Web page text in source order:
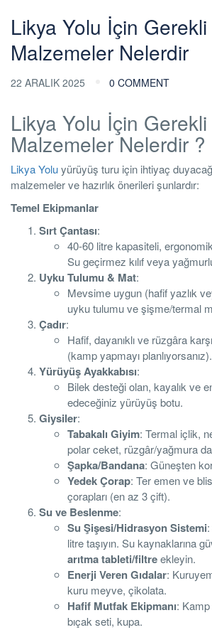
Likya Yolu İçin Gerekli
Malzemeler Nelerdir
22 ARALIK 2025 0 COMMENT
Likya Yolu İçin Gerekli
Malzemeler Nelerdir ?
Likya Yoluyürüyüş turu için ihtiyaç
malzemeler ve hazırlık önerileri şunlardır:
Temel Ekipmanlar
Sırt Çantası:
40-60 litre kapasiteli,
Su geçirmez kılıf veya
Uyku Tulumu & Mat:
Mevsime uygun (hafif yazlık
uyku tulumu ve şişme/termal
Çadır:
Hafif, dayanıklı ve rüzgâra
(kamp yapmayı planlıyorsanız).
Yürüyüş Ayakkabısı:
Bilek desteği olan, kayalık ve
edeceğiniz yürüyüş botu.
Giysiler:
Tabakalı Giyim: Termal içlik,
polar ceket, rüzgâr/yağmura
Şapka/Bandana: Güneşten
Yedek Çorap: Ter emen ve
çorapları (en az 3 çift).
Su ve Beslenme:
Su Şişesi/Hidrasyon Sistemi
litre taşıyın. Su kaynaklarına
arıtma tableti/filtreekleyin.
Enerji Veren Gıdalar:
kuru meyve, çikolata.
Hafif Mutfak Ekipmanı:
bıçak seti, kupa.